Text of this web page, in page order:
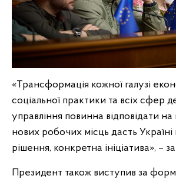
«Трансформація кожної галузі
соціальної практики та всіх сфер
управління повинна відповідати на
нових робочих місць дасть
рішення, конкретна ініціатива», –
Президент також виступив за